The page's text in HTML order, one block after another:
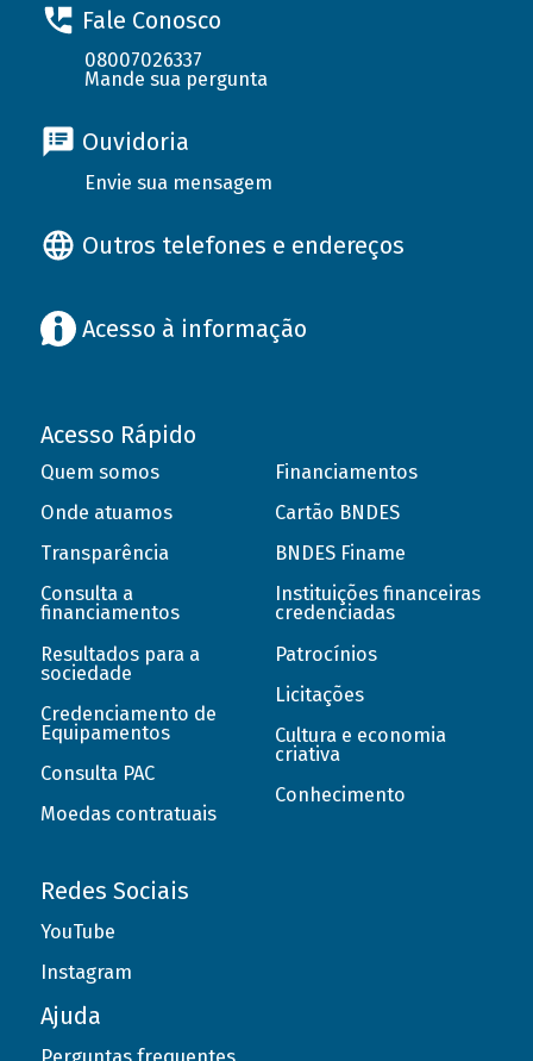
Fale Conosco
08007026337
Mande sua pergunta
Ouvidoria
Envie sua mensagem
Outros telefones e endereços
Acesso à informação
Acesso Rápido
Quem somos
Onde atuamos
Transparência
Consulta a
financiamentos
Resultados para a
sociedade
Credenciamento de
Equipamentos
Consulta PAC
Moedas contratuais
Financiamentos
Cartão BNDES
BNDES Finame
Instituições financeiras
credenciadas
Patrocínios
Licitações
Cultura e economia
criativa
Conhecimento
Redes Sociais
YouTube
Instagram
Ajuda
Perguntas frequentes